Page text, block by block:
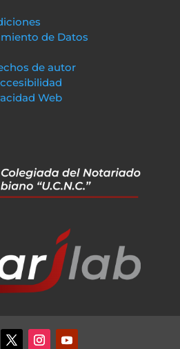
de Datos
de autor
Web